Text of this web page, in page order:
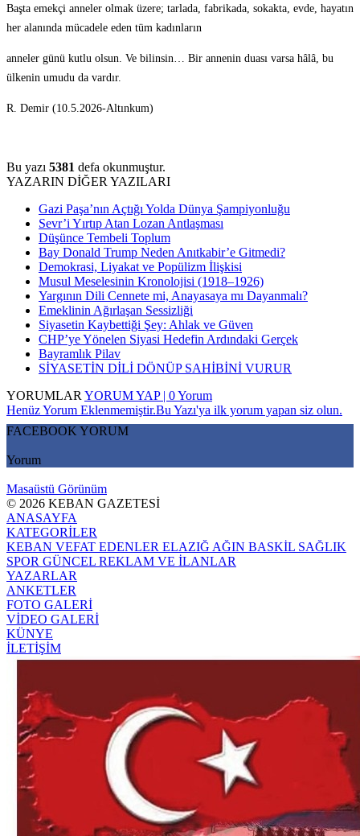
Başta emekçi anneler olmak üzere; tarlada, fabrikada, sokakta, evde, hayatın
her alanında mücadele eden tüm kadınların
anneler günü kutlu olsun. Ve bilinsin… Bir annenin duası varsa hâlâ, bu
ülkenin umudu da vardır.
R. Demir (10.5.2026-Altınkum)
Bu yazı 5381 defa okunmuştur.
YAZARIN DİĞER YAZILARI
Gazi Paşa’nın Açtığı Yolda Dünya Şampiyonluğu
Sevr’i Yırtıp Atan Lozan Antlaşması
Düşünce Tembeli Toplum
Bay Donald Trump Neden Anıtkabir’e Gitmedi?
Demokrasi, Liyakat ve Popülizm İlişkisi
Musul Meselesinin Kronolojisi (1918–1926)
Yargının Dili Cennete mi, Anayasaya mı Dayanmalı?
Emeklinin Ağırlaşan Sessizliği
Siyasetin Kaybettiği Şey: Ahlak ve Güven
CHP’ye Yönelen Siyasi Hedefin Ardındaki Gerçek
Bayramlık Pilav
SİYASETİN DİLİ DÖNÜP SAHİBİNİ VURUR
YORUMLAR YORUM YAP | 0 Yorum
Henüz Yorum Eklenmemiştir.Bu Yazı'ya ilk yorum yapan siz olun.
FACEBOOK YORUM
Yorum
Masaüstü Görünüm
© 2026 KEBAN GAZETESİ
ANASAYFA
KATEGORİLER
KEBAN VEFAT EDENLER ELAZIĞ AĞIN BASKİL SAĞLIK
SPOR GÜNCEL REKLAM VE İLANLAR
YAZARLAR
ANKETLER
FOTO GALERİ
VİDEO GALERİ
KÜNYE
İLETİŞİM